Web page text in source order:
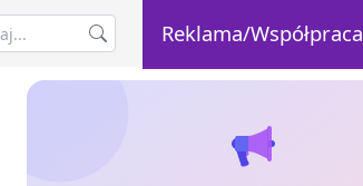
Reklama/Współpraca